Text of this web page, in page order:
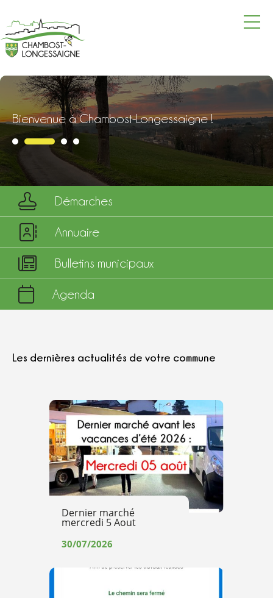
Bienvenue à Chambost-Longessaigne !
Démarches
Annuaire
Bulletins municipaux
Agenda
Les dernières actualités de votre commune
Dernier marché
mercredi 5 Aout
30/07/2026
Vie pratique
Vie locale
Vie culturelle et touristique
Actualités
Contacter la mairie